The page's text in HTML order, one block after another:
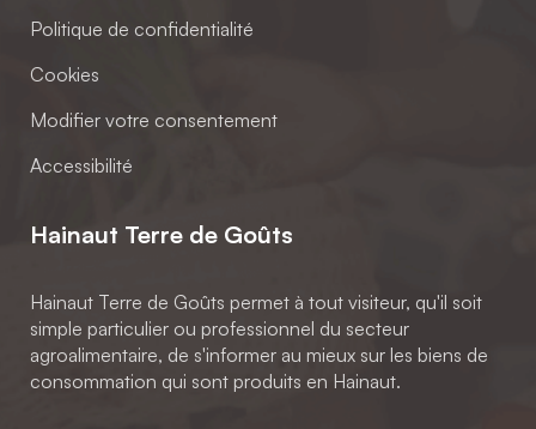
Politique de confidentialité
Cookies
Modifier votre consentement
Accessibilité
Hainaut Terre de Goûts
Hainaut Terre de Goûts permet à tout visiteur, qu'il soit
simple particulier ou professionnel du secteur
agroalimentaire, de s'informer au mieux sur les biens de
consommation qui sont produits en Hainaut.